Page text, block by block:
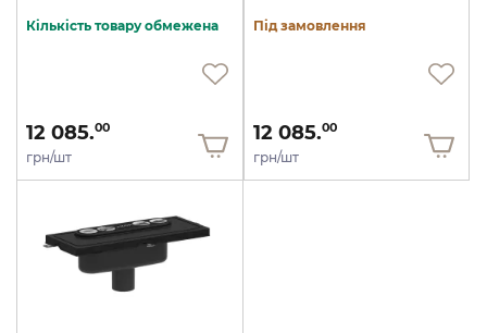
Кількість товару обмежена
12 085.00
грн/шт
Під замовлення
12 085.00
грн/шт